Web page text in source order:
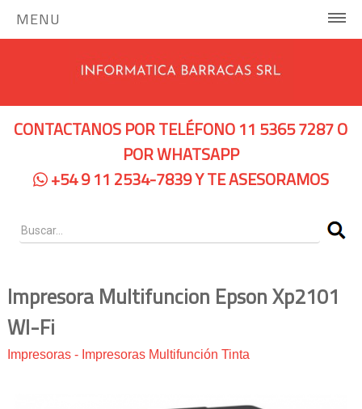
MENU
Notebooks Dell
Pc Hp
IMPRESORAS
Impresoras de Tinta
CONTACTANOS POR TELÉFONO 11 5365 7287 O
POR WHATSAPP
+54 9 11 2534-7839 Y TE ASESORAMOS
Impresora Multifuncion Epson Xp2101
WI-Fi
Impresoras- Impresoras Multifunción Tinta